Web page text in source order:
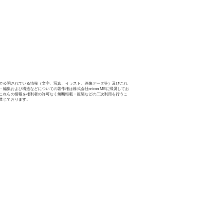
公開されている情報（文字、写真、イラスト、画像データ等）及びこれ
編集および構造などについての著作権は株式会社oricon MEに帰属してお
れらの情報を権利者の許可なく無断転載・複製などの二次利用を行うこ
じております。